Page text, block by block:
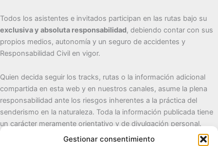
Gestionar consentimiento
Todos los asistentes e invitados participan en las rutas bajo su
exclusiva y absoluta responsabilidad, debiendo contar con sus
propios medios, autonomía y un seguro de accidentes y
Responsabilidad Civil en vigor.
Quien decida seguir los tracks, rutas o la información adicional
compartida en esta web y en nuestros canales, asume la plena
responsabilidad ante los riesgos inherentes a la práctica del
senderismo en la naturaleza. Toda la información publicada tiene
un carácter meramente orientativo y de divulgación personal.